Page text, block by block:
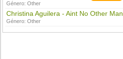
Género:Other
Christina Aguilera - Aint No Other Man
Género:Other